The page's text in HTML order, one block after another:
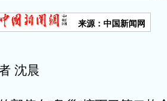
来源：中国新闻网
沈晨